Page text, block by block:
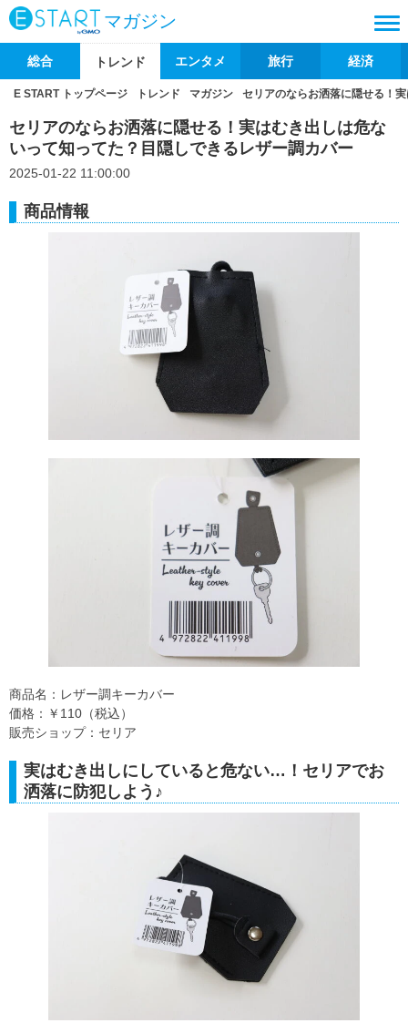
マガジン
総合 トレンド エンタメ 旅行 経済
E START トップページ トレンド マガジン セリアのならお洒落に隠せる！
セリアのならお洒落に隠せる！実はむき出しは危な
いって知ってた？目隠しできるレザー調カバー
2025-01-22 11:00:00
商品情報
商品名：レザー調キーカバー
価格：￥110（税込）
販売ショップ：セリア
実はむき出しにしていると危ない…！セリアでお
洒落に防犯しよう♪